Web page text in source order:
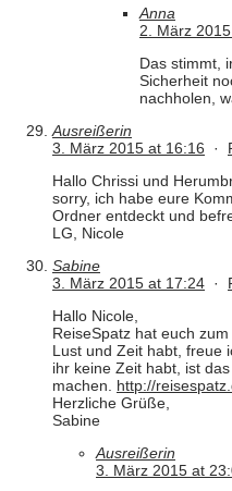
Anna
2. März
Das stimmt,
Sicherheit
nachholen,
Ausreißerin
3. März 2015 at 16:16 ·
Hallo Chrissi und
sorry, ich habe eure
Ordner entdeckt und
LG, Nicole
Sabine
3. März 2015 at 17:24 ·
Hallo Nicole,
ReiseSpatz hat euch
Lust und Zeit habt, freue
ihr keine Zeit habt, ist
machen. http://
Herzliche Grüße,
Sabine
Ausreißerin
3. März 2015 at